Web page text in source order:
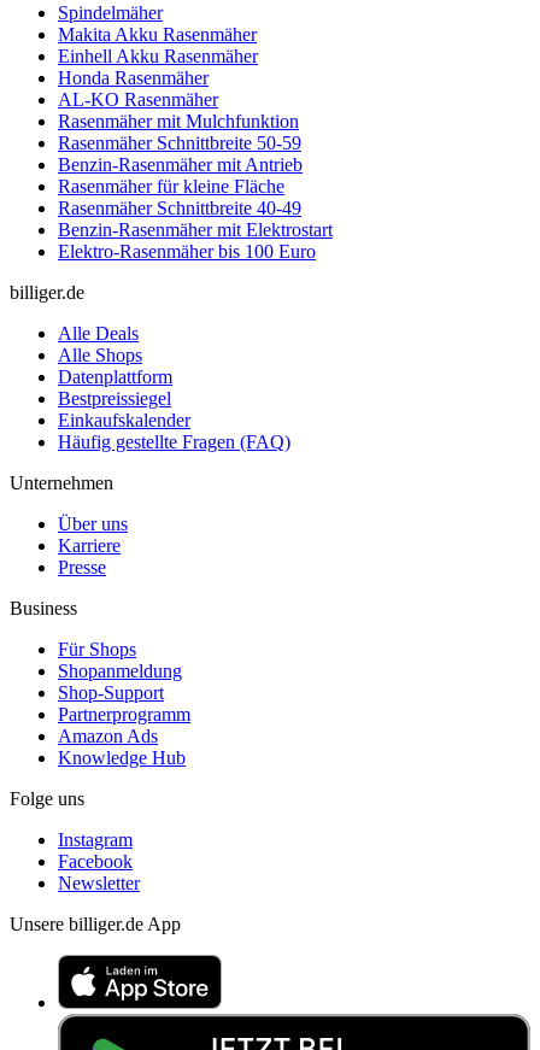
Spindelmäher
Makita Akku Rasenmäher
Einhell Akku Rasenmäher
Honda Rasenmäher
AL-KO Rasenmäher
Rasenmäher mit Mulchfunktion
Rasenmäher Schnittbreite 50-59
Benzin-Rasenmäher mit Antrieb
Rasenmäher für kleine Fläche
Rasenmäher Schnittbreite 40-49
Benzin-Rasenmäher mit Elektrostart
Elektro-Rasenmäher bis 100 Euro
billiger.de
Alle Deals
Alle Shops
Datenplattform
Bestpreissiegel
Einkaufskalender
Häufig gestellte Fragen (FAQ)
Unternehmen
Über uns
Karriere
Presse
Business
Für Shops
Shopanmeldung
Shop-Support
Partnerprogramm
Amazon Ads
Knowledge Hub
Folge uns
Instagram
Facebook
Newsletter
Unsere billiger.de App